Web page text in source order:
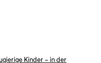
Kinder – in der